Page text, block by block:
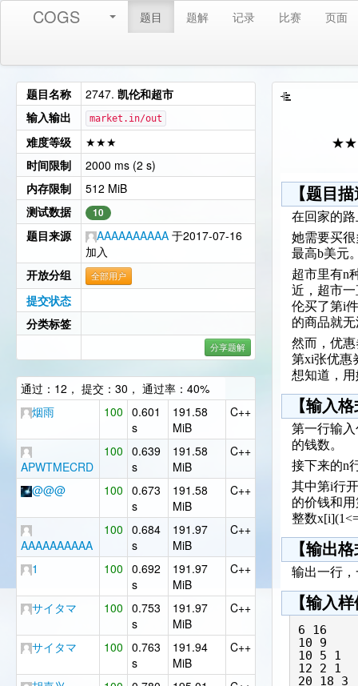
COGS 题目 题解 记录 比赛 页面
题目名称 2747. 凯伦和超市
输入输出
market.in/out
难度等级
★★★
时间限制
2000 ms (2 s)
内存限制
512 MiB
测试数据
10
题目来源 AAAAAAAAAA 于2017-07-16
加入
开放分组
全部用户
提交状态
分类标签
分享题解
通过：12， 提交：30， 通过率：40%
烟雨
100 0.601
s
191.58
MiB
C++
APWTMECRD
100 0.639
s
191.58
MiB
C++
@@@ 100 0.673
s
191.58
MiB
C++
AAAAAAAAAA
100 0.684
s
191.97
MiB
C++
1 100 0.692
s
191.97
MiB
C++
サイタマ 100 0.753
s
191.97
MiB
C++
サイタマ 100 0.763
s
191.94
MiB
C++
【题目
在回家的
她需要买
最高b美元
超市里有n
近，超市
伦买了第i
的商品就
然而，优
第xi张优惠
想知道，
【输入
第一行输入
的钱数。
接下来的n
其中第i行
的价钱和
整数
【输出
输出一行
【输入
6 16
10 9
10 5 1
12 2 1
20 18 3